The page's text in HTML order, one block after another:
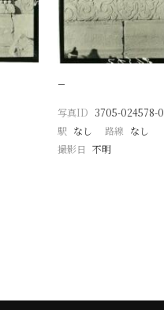
−
写真ID 3705-024578-0
駅 なし 路線 なし
撮影日 不明